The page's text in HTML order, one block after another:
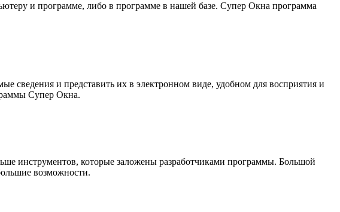
и программе, либо в программе в нашей базе. Супер Окна программа
и представить их в электронном виде, удобном для восприятия и
Супер Окна.
инструментов, которые заложены разработчиками программы. Большой
возможности.